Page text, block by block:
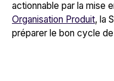
actionnable par la mise
Organisation Produit, la
préparer le bon cycle